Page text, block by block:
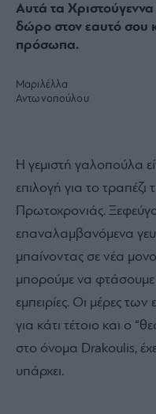
Αυτά τα Χριστούγεννα
δώρο στον εαυτό σου
πρόσωπα.
Μαριλέλλα
Αντωνοπούλου
Η γεμιστή γαλοπούλα
επιλογή για το
Πρωτοχρονιάς.
επαναλαμβανόμενα
μπαίνοντας σε νέα
μπορούμε να φτάσουμε
εμπειρίες. Οι μέρες
για κάτι τέτοιο και ο
στο όνομα Drakoulis,
υπάρχει.